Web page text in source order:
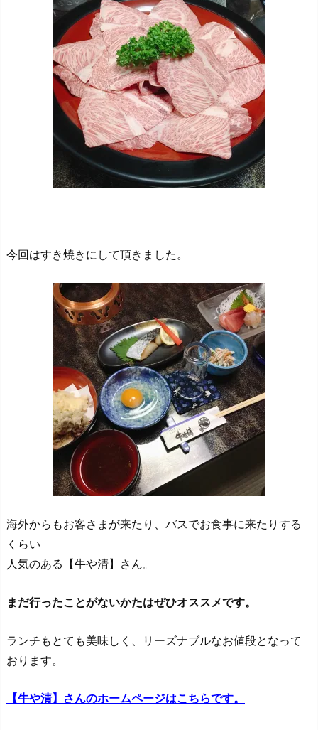
今回はすき焼きにして頂きました。
海外からもお客さまが来たり、バスでお食事に来たりする
くらい
人気のある【牛や清】さん。
まだ行ったことがないかたはぜひオススメです。
ランチもとても美味しく、リーズナブルなお値段となって
おります。
【牛や清】さんのホームページはこちらです。